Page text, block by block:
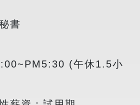
書
(午休1.5小